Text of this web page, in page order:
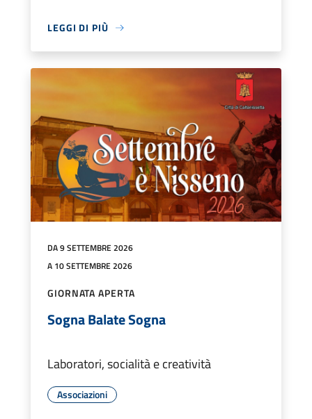
LEGGI DI PIÙ
DA 9 SETTEMBRE 2026
A 10 SETTEMBRE 2026
GIORNATA APERTA
Sogna Balate Sogna
Laboratori, socialità e creatività
Associazioni